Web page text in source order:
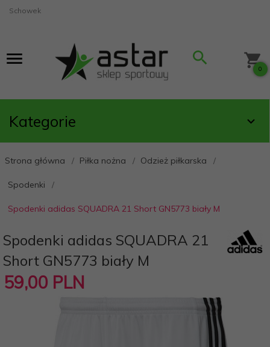
Schowek
0
Kategorie
Strona główna Piłka nożna Odzież piłkarska
Spodenki
Spodenki adidas SQUADRA 21 Short GN5773 biały M
Spodenki adidas SQUADRA 21
Short GN5773 biały M
59,00 PLN